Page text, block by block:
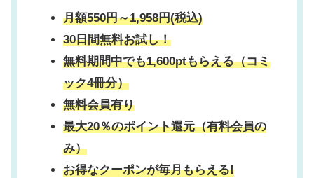
月額550円～1,958円(税込)
30日間無料お試し！
無料期間中でも1,600ptもらえる（コミ
ック4冊分）
無料会員有り
最大20％のポイント還元（有料会員の
み）
お得なクーポンが毎月もらえる!